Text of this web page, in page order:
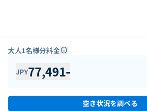
大人1名様分料金info
JPY77,491-
空き状況を調べる